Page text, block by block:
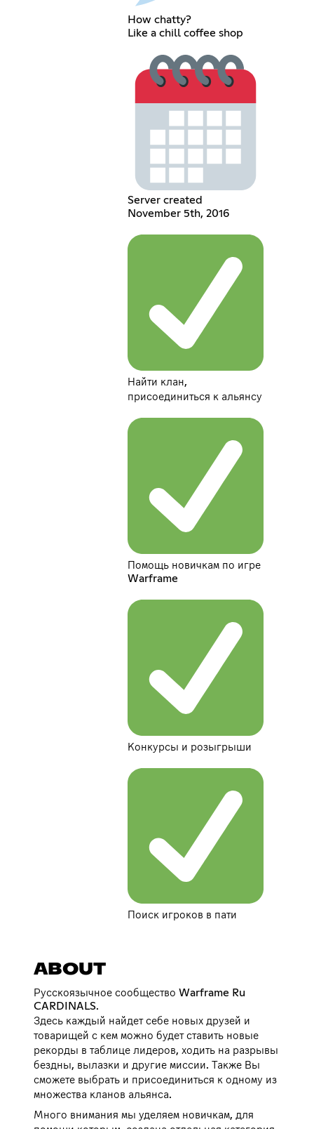
How chatty?
Like a chill coffee shop
Server created
November 5th, 2016
Найти клан,
присоединиться к альянсу
Помощь новичкам по игре
Warframe
Конкурсы и розыгрыши
Поиск игроков в пати
ABOUT
Русскоязычное сообщество Warframe Ru
CARDINALS.
Здесь каждый найдет себе новых друзей и
товарищей с кем можно будет ставить новые
рекорды в таблице лидеров, ходить на разрывы
бездны, вылазки и другие миссии. Также Вы
сможете выбрать и присоединиться к одному из
множества кланов альянса.
Много внимания мы уделяем новичкам, для